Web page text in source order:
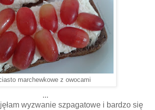
marchewkowe z owocami
...
wyzwanie szpagatowe i bardzo się